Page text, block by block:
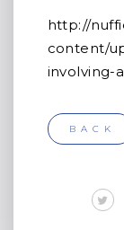
http://
content/
involving-
BACK